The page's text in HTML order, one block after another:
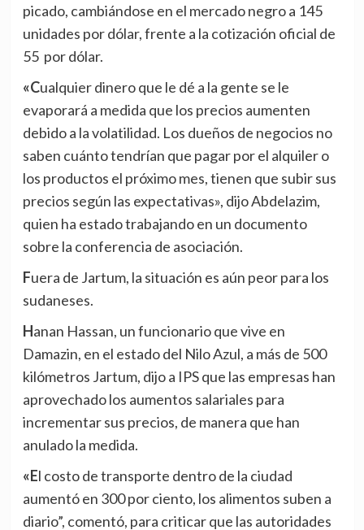
picado, cambiándose en el mercado negro a 145
unidades por dólar, frente a la cotización oficial de
55 por dólar.
«Cualquier dinero que le dé a la gente se le
evaporará a medida que los precios aumenten
debido a la volatilidad. Los dueños de negocios no
saben cuánto tendrían que pagar por el alquiler o
los productos el próximo mes, tienen que subir sus
precios según las expectativas», dijo Abdelazim,
quien ha estado trabajando en un documento
sobre la conferencia de asociación.
Fuera de Jartum, la situación es aún peor para los
sudaneses.
Hanan Hassan, un funcionario que vive en
Damazin, en el estado del Nilo Azul, a más de 500
kilómetros Jartum, dijo a IPS que las empresas han
aprovechado los aumentos salariales para
incrementar sus precios, de manera que han
anulado la medida.
«El costo de transporte dentro de la ciudad
aumentó en 300 por ciento, los alimentos suben a
diario”, comentó, para criticar que las autoridades